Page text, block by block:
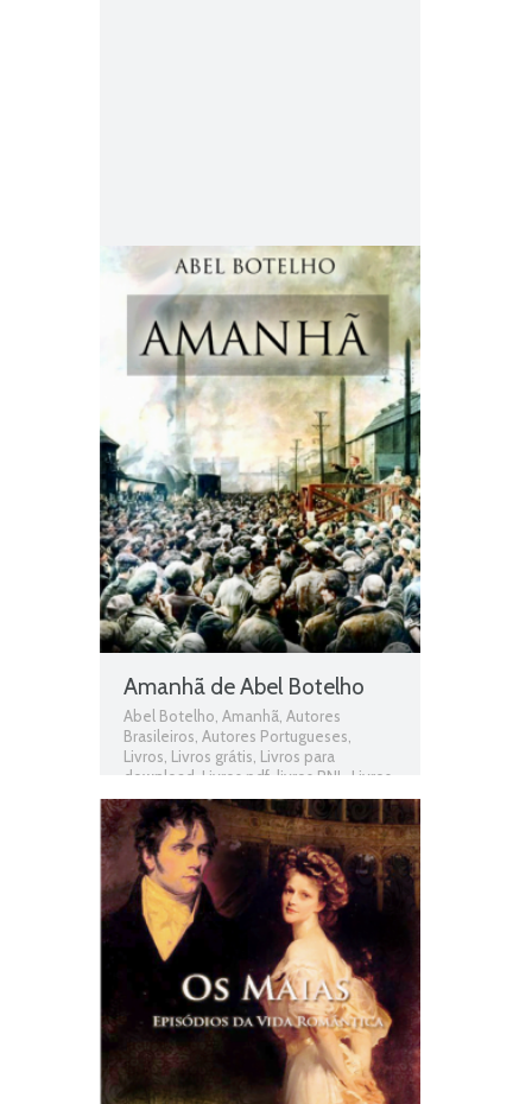
Amanhã de Abel Botelho
Abel Botelho Amanhã Autores
Brasileiros Autores Portugueses
Livros Livros grátis Livros para
download Livros pdf livros PNL
Livros
Portugueses,Obras,Obras Brasileiras,
Obras de domínio público,Obras
Portuguesas ,Plano Nacional da Leitura